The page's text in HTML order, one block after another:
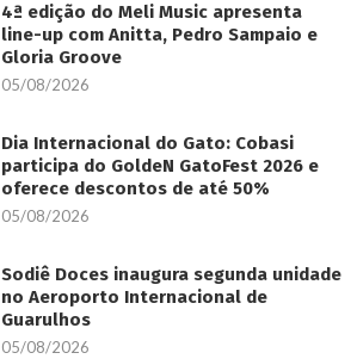
4ª edição do Meli Music apresenta
line-up com Anitta, Pedro Sampaio e
Gloria Groove
05/08/2026
Dia Internacional do Gato: Cobasi
participa do GoldeN GatoFest 2026 e
oferece descontos de até 50%
05/08/2026
Sodiê Doces inaugura segunda unidade
no Aeroporto Internacional de
Guarulhos
05/08/2026